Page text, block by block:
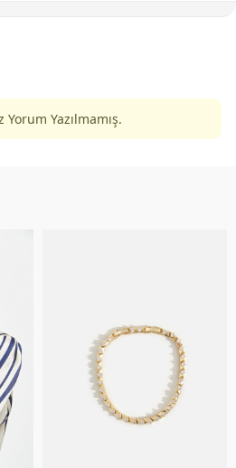
Yorum Yazılmamış.